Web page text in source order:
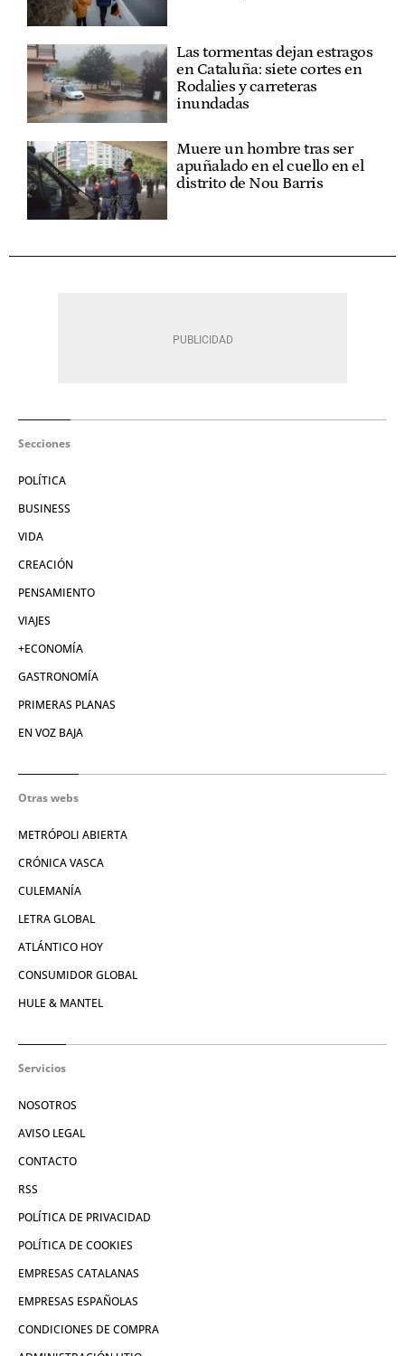
Las tormentas dejan estragos
en Cataluña: siete cortes en
Rodalies y carreteras
inundadas
Muere un hombre tras ser
apuñalado en el cuello en el
distrito de Nou Barris
Secciones
POLÍTICA
BUSINESS
VIDA
CREACIÓN
PENSAMIENTO
VIAJES
+ECONOMÍA
GASTRONOMÍA
PRIMERAS PLANAS
EN VOZ BAJA
Otras webs
METRÓPOLI ABIERTA
CRÓNICA VASCA
CULEMANÍA
LETRA GLOBAL
ATLÁNTICO HOY
CONSUMIDOR GLOBAL
HULE & MANTEL
Servicios
NOSOTROS
AVISO LEGAL
CONTACTO
RSS
POLÍTICA DE PRIVACIDAD
POLÍTICA DE COOKIES
EMPRESAS CATALANAS
EMPRESAS ESPAÑOLAS
CONDICIONES DE COMPRA